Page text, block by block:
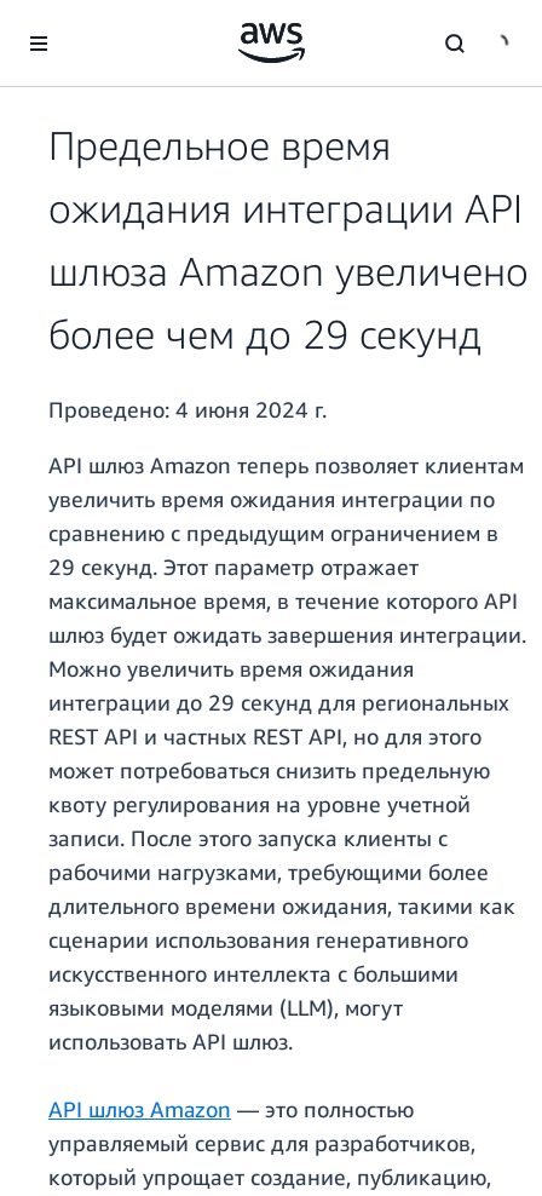
Перейти к главному контенту
Предельное время
ожидания интеграции API
шлюза Amazon увеличено
более чем до 29 секунд
Проведено: 4 июня 2024 г.
API шлюз Amazon теперь позволяет клиентам
увеличить время ожидания интеграции по
сравнению с предыдущим ограничением в
29 секунд. Этот параметр отражает
максимальное время, в течение которого API
шлюз будет ожидать завершения интеграции.
Можно увеличить время ожидания
интеграции до 29 секунд для региональных
REST API и частных REST API, но для этого
может потребоваться снизить предельную
квоту регулирования на уровне учетной
записи. После этого запуска клиенты с
рабочими нагрузками, требующими более
длительного времени ожидания, такими как
сценарии использования генеративного
искусственного интеллекта с большими
языковыми моделями (LLM), могут
использовать API шлюз.
API шлюз Amazon — это полностью
управляемый сервис для разработчиков,
который упрощает создание, публикацию,